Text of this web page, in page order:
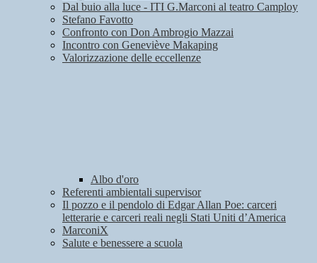
Dal buio alla luce - ITI G.Marconi al teatro Camploy
Stefano Favotto
Confronto con Don Ambrogio Mazzai
Incontro con Geneviève Makaping
Valorizzazione delle eccellenze
Albo d'oro
Referenti ambientali supervisor
Il pozzo e il pendolo di Edgar Allan Poe: carceri
letterarie e carceri reali negli Stati Uniti d’America
MarconiX
Salute e benessere a scuola